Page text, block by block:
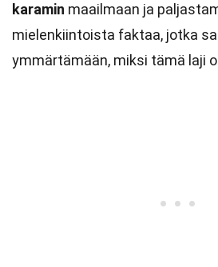
karamin maailmaan ja
mielenkiintoista faktaa, jotka
ymmärtämään, miksi tämä laji